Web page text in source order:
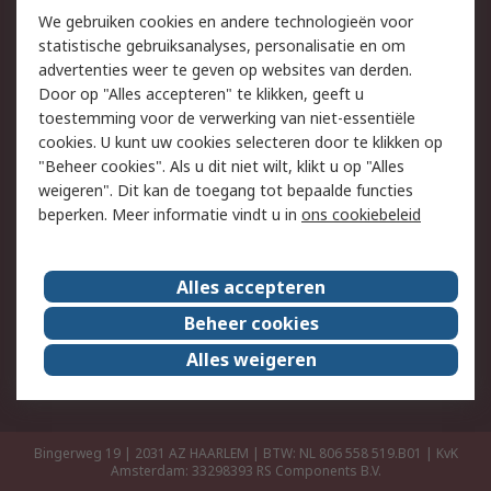
Track & Trace
Wettelijk
Cookiebeleid
Email veiligheid
Privacybeleid
Websitevoorwaarden
Algemene
verkoopvoorwaarden
Over RS
RS Group
Over ons
RS wereldwijd
Werken bij RS
ESG
Bingerweg 19 | 2031 AZ HAARLEM | BTW: NL 806 558 519.B01 | KvK
Amsterdam: 33298393 RS Components B.V.
We gebruiken cookies en andere technologieën voor
statistische gebruiksanalyses, personalisatie en om
advertenties weer te geven op websites van derden.
Door op "Alles accepteren" te klikken, geeft u
toestemming voor de verwerking van niet-essentiële
cookies. U kunt uw cookies selecteren door te klikken op
"Beheer cookies". Als u dit niet wilt, klikt u op "Alles
weigeren". Dit kan de toegang tot bepaalde functies
beperken. Meer informatie vindt u in ons cookiebeleid
Alles accepteren
Beheer cookies
Alles weigeren